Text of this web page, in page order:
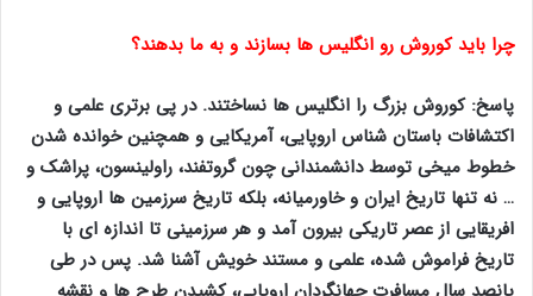
ﭼﺮﺍ ﺑﺎﯾﺪ ﮐﻮﺭﻭﺵ ﺭﻭ ﺍﻧﮕﻠﯿﺲ ﻫﺎ ﺑﺴﺎﺯند ﻭ ﺑﻪ ﻣﺎ ﺑﺪهند؟
پاسخ: کوروش بزرگ را انگلیس ها نساختند. در پی برتری علمی و
اکتشافات باستان شناس اروپایی، آمریکایی و همچنین خوانده شدن
خطوط میخی توسط دانشمندانی چون گروتفند، راولینسون، پراشک و
… نه تنها تاریخ ایران و خاورمیانه، بلکه تاریخ سرزمین ها اروپایی و
افریقایی از عصر تاریکی بیرون آمد و هر سرزمینی تا اندازه ای با
تاریخ فراموش شده، علمی و مستند خویش آشنا شد. پس در طی